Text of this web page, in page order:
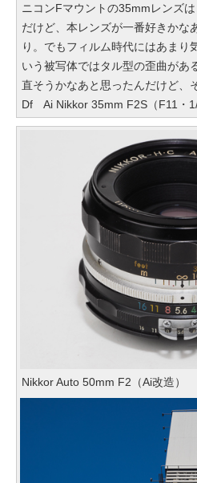
ニコンFマウントの35mmレンズ
だけど、本レンズが一番好きかな
り。でもフィルム時代にはあまり
いう被写体ではタル型の歪曲があ
直そうかなあと思ったんだけど、
Df Ai Nikkor 35mm F2S（F11・
Nikkor Auto 50mm F2（Ai改造）